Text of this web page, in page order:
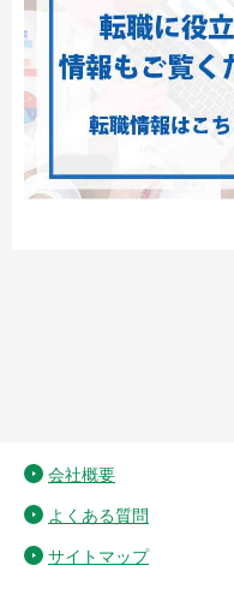
会社概要
よくある質問
サイトマップ